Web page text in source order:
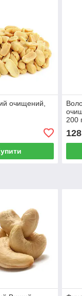
очищений,
200
128